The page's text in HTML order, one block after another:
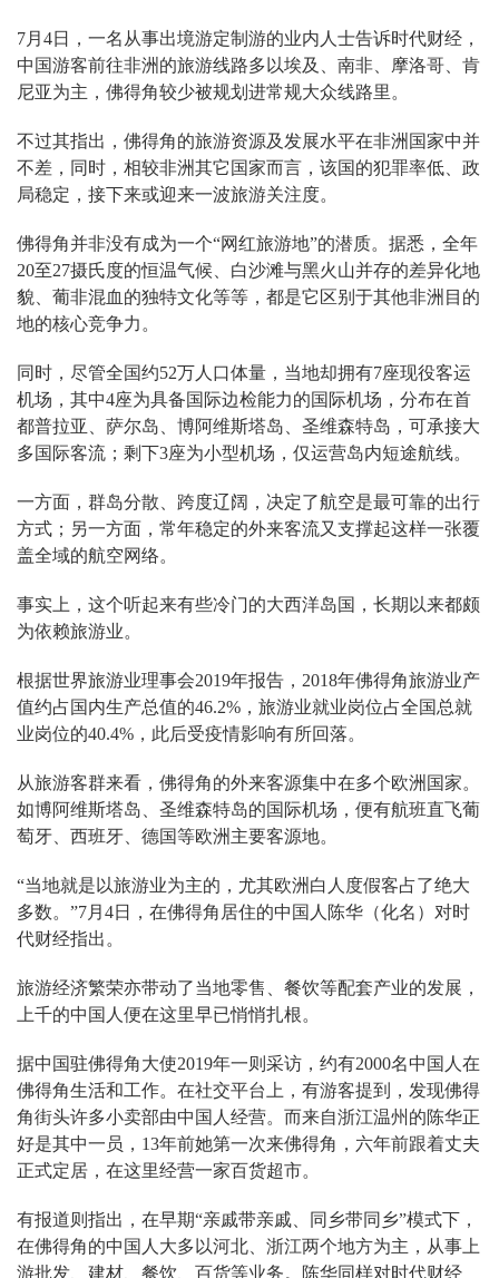
7月4日，一名从事出境游定制游的业内人士告诉时代财经，
中国游客前往非洲的旅游线路多以埃及、南非、摩洛哥、肯
尼亚为主，佛得角较少被规划进常规大众线路里。
不过其指出，佛得角的旅游资源及发展水平在非洲国家中并
不差，同时，相较非洲其它国家而言，该国的犯罪率低、政
局稳定，接下来或迎来一波旅游关注度。
佛得角并非没有成为一个“网红旅游地”的潜质。据悉，全年
20至27摄氏度的恒温气候、白沙滩与黑火山并存的差异化地
貌、葡非混血的独特文化等等，都是它区别于其他非洲目的
地的核心竞争力。
同时，尽管全国约52万人口体量，当地却拥有7座现役客运
机场，其中4座为具备国际边检能力的国际机场，分布在首
都普拉亚、萨尔岛、博阿维斯塔岛、圣维森特岛，可承接大
多国际客流；剩下3座为小型机场，仅运营岛内短途航线。
一方面，群岛分散、跨度辽阔，决定了航空是最可靠的出行
方式；另一方面，常年稳定的外来客流又支撑起这样一张覆
盖全域的航空网络。
事实上，这个听起来有些冷门的大西洋岛国，长期以来都颇
为依赖旅游业。
根据世界旅游业理事会2019年报告，2018年佛得角旅游业产
值约占国内生产总值的46.2%，旅游业就业岗位占全国总就
业岗位的40.4%，此后受疫情影响有所回落。
从旅游客群来看，佛得角的外来客源集中在多个欧洲国家。
如博阿维斯塔岛、圣维森特岛的国际机场，便有航班直飞葡
萄牙、西班牙、德国等欧洲主要客源地。
“当地就是以旅游业为主的，尤其欧洲白人度假客占了绝大
多数。”7月4日，在佛得角居住的中国人陈华（化名）对时
代财经指出。
旅游经济繁荣亦带动了当地零售、餐饮等配套产业的发展，
上千的中国人便在这里早已悄悄扎根。
据中国驻佛得角大使2019年一则采访，约有2000名中国人在
佛得角生活和工作。在社交平台上，有游客提到，发现佛得
角街头许多小卖部由中国人经营。而来自浙江温州的陈华正
好是其中一员，13年前她第一次来佛得角，六年前跟着丈夫
正式定居，在这里经营一家百货超市。
有报道则指出，在早期“亲戚带亲戚、同乡带同乡”模式下，
在佛得角的中国人大多以河北、浙江两个地方为主，从事上
游批发、建材、餐饮、百货等业务。陈华同样对时代财经